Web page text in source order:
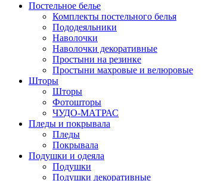
Постельное белье
Комплекты постельного белья
Пододеяльники
Наволочки
Наволочки декоративные
Простыни на резинке
Простыни махровые и велюровые
Шторы
Шторы
Фотошторы
ЧУДО-МАТРАС
Пледы и покрывала
Пледы
Покрывала
Подушки и одеяла
Подушки
Подушки декоративные